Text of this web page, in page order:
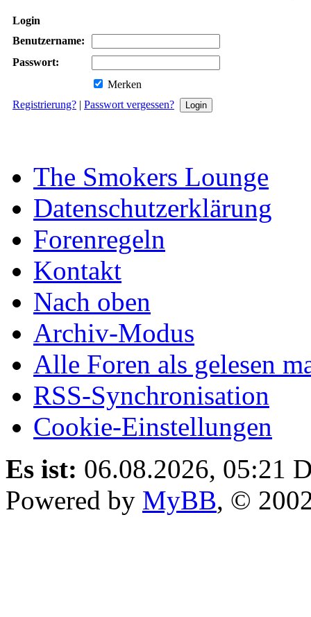
Login
Benutzername:
Passwort:
Merken
Registrierung? | Passwort vergessen?
The Smokers Lounge
Datenschutzerklärung
Forenregeln
Kontakt
Nach oben
Archiv-Modus
Alle Foren als gelesen
RSS-Synchronisation
Cookie-Einstellungen
Es ist: 06.08.2026, 05:21
Powered by MyBB, ©